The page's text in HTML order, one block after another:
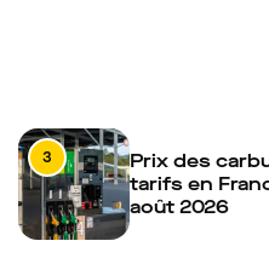
3
Prix des
tarifs en
août 2026